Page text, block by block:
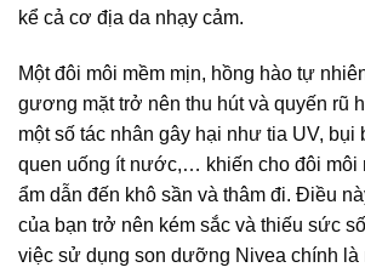
kể cả cơ địa da nhạy cảm.
Một đôi môi mềm mịn, hồng hào tự
gương mặt trở nên thu hút và quyến rũ
một số tác nhân gây hại như tia UV, bụi
quen uống ít nước,… khiến cho đôi môi
ẩm dẫn đến khô sần và thâm đi. Điều
của bạn trở nên kém sắc và thiếu sức
việc sử dụng son dưỡng Nivea chính là